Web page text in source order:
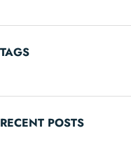
TAGS
RECENT POSTS